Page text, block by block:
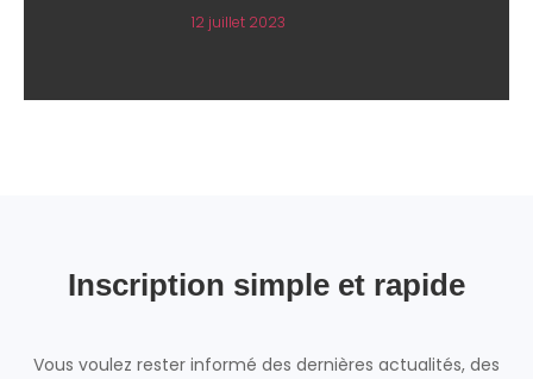
12 juillet 2023
Inscription simple et rapide
Vous voulez rester informé des dernières actualités, des